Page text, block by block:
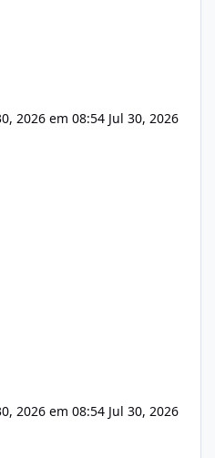
2026 em 08:54 Jul 30, 2026
2026 em 08:54 Jul 30, 2026